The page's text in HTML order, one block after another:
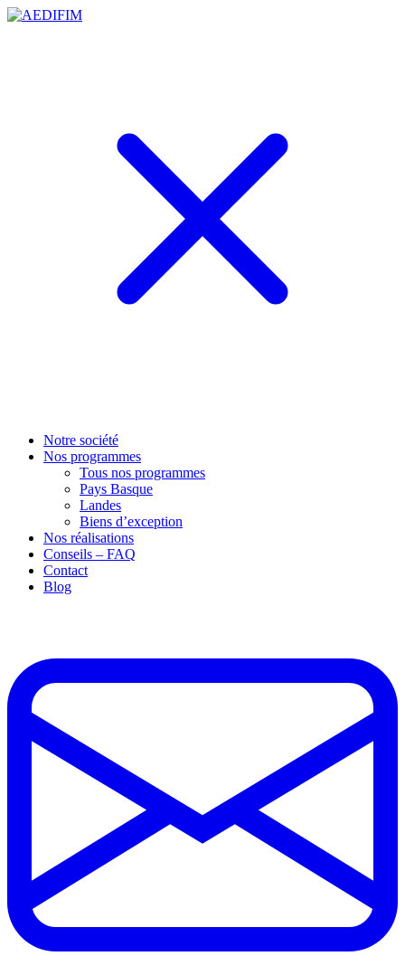
Notre société
Nos programmes
Tous nos programmes
Pays Basque
Landes
Biens d’exception
Nos réalisations
Conseils – FAQ
Contact
Blog